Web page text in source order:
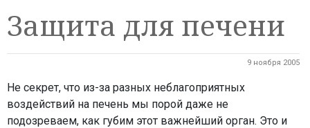
Защита для печени
9 ноября 2005
Не секрет, что из-за разных неблагоприятных
воздействий на печень мы порой даже не
подозреваем, как губим этот важнейший орган. Это и